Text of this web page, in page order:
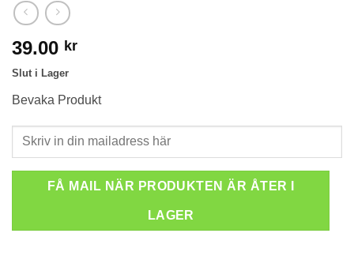
39.00 kr
Slut i Lager
Bevaka Produkt
FÅ MAIL NÄR PRODUKTEN ÄR ÅTER I
LAGER